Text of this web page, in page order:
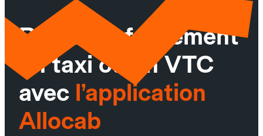
Réservez facilement
un taxi ou un VTC
avec l’application
Allocab